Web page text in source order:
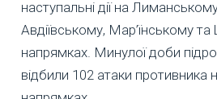
наступальні дії на
Авдіївському, Мар’їнському
напрямках. Минулої доби
відбили 102 атаки противника